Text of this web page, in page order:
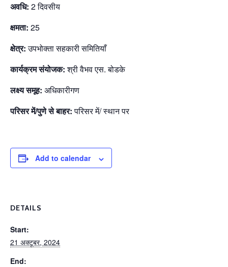
अवधि: 2 दिवसीय
क्षमता: 25
क्षेत्र:उपभोक्ता सहकारी समितियाँ
कार्यक्रम संयोजक:श्री वैभव एस. बोडके
लक्ष्य समूह: अधिकारीगण
परिसर में/पुणे से बाहर:परिसर में/ स्थान पर
Add to calendar
DETAILS
Start:
21 अक्टूबर, 2024
End: